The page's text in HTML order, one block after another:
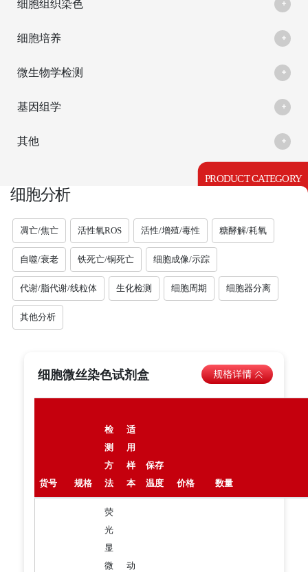
细胞组织染色
细胞培养
微生物学检测
基因组学
其他
PRODUCT CATEGORY
细胞分析
凋亡/焦亡 活性氧ROS 活性/增殖/毒性 糖酵解/耗氧
自噬/衰老 铁死亡/铜死亡 细胞成像/示踪
代谢/脂代谢/线粒体 生化检测 细胞周期 细胞器分离
其他分析
细胞微丝染色试剂盒
货号 规格
检
测
方
法
适
用
样
本
保存
温度
价格 数量
荧
光
显
微
动